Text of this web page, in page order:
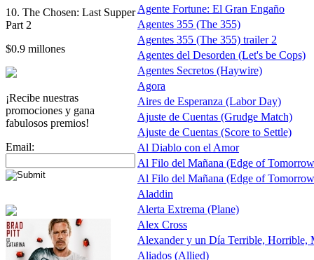
10. The Chosen: Last Supper
Part 2
$0.9 millones
¡Recibe nuestras
promociones y gana
fabulosos premios!
Email:
Agente Fortune: El Gran Engaño
Agentes 355 (The 355)
Agentes 355 (The 355) trailer 2
Agentes del Desorden (Let's be Cops)
Agentes Secretos (Haywire)
Agora
Aires de Esperanza (Labor Day)
Ajuste de Cuentas (Grudge Match)
Ajuste de Cuentas (Score to Settle)
Al Diablo con el Amor
Al Filo del Mañana (Edge of
Al Filo del Mañana (Edge of
Aladdin
Alerta Extrema (Plane)
Alex Cross
Alexander y un Día Terrible, Horrible,
Aliados (Allied)